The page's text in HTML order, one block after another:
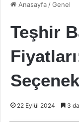
Anasayfa /Genel
Teşhir
22 Eylül 2024 3